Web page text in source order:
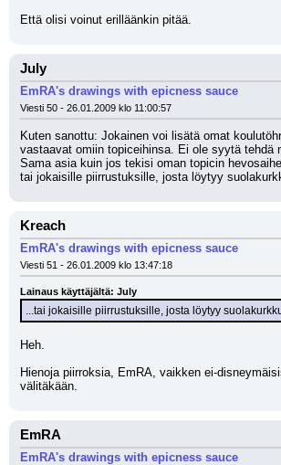
Että olisi voinut erilläänkin pitää.
July
EmRA's drawings with epicness sauce
Viesti 50 - 26.01.2009 klo 11:00:57
Kuten sanottu: Jokainen voi lisätä omat
vastaavat omiin topiceihinsa. Ei ole syytä tehdä
Sama asia kuin jos tekisi oman topicin
tai jokaisille piirrustuksille, josta löytyy
Kreach
EmRA's drawings with epicness sauce
Viesti 51 - 26.01.2009 klo 13:47:18
Lainaus käyttäjältä: July
...tai jokaisille piirrustuksille, josta löytyy
Heh.
Hienoja piirroksia, EmRA, vaikken ei-
välitäkään.
EmRA
EmRA's drawings with epicness sauce